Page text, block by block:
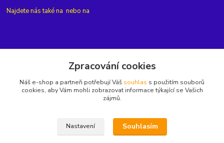
Najdete nás také na nebo na
+420775654704
Zpracování cookies
Náš e-shop a partneři potřebují Váš souhlas s použitím souborů
cookies, aby Vám mohli zobrazovat informace týkající se Vašich
zájmů.
Nastavení Souhlasím